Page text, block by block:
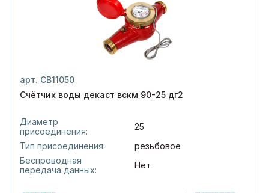
арт. СВ11050
Счётчик воды декаст вскм 90-25 дг2
Диаметр
присоединения:
25
Тип присоединения:
резьбовое
Беспроводная
передача данных:
Нет